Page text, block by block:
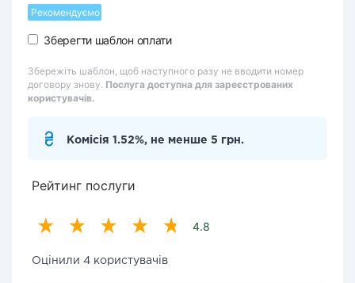
Рекомендуємо
Зберегти шаблон оплати
Збережіть шаблон, щоб наступного разу не вводити номер
договору знову. Послуга доступна для зареєстрованих
користувачів.
Комісія 1.52%, не менше 5 грн.
Рейтинг послуги
4.8
Оцінили 4 користувачів